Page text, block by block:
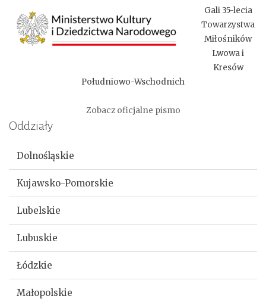
Gali 35-lecia
Towarzystwa
Miłośników
Lwowa i
Kresów
Południowo-Wschodnich
Zobacz oficjalne pismo
Oddziały
Dolnośląskie
Kujawsko-Pomorskie
Lubelskie
Lubuskie
Łódzkie
Małopolskie